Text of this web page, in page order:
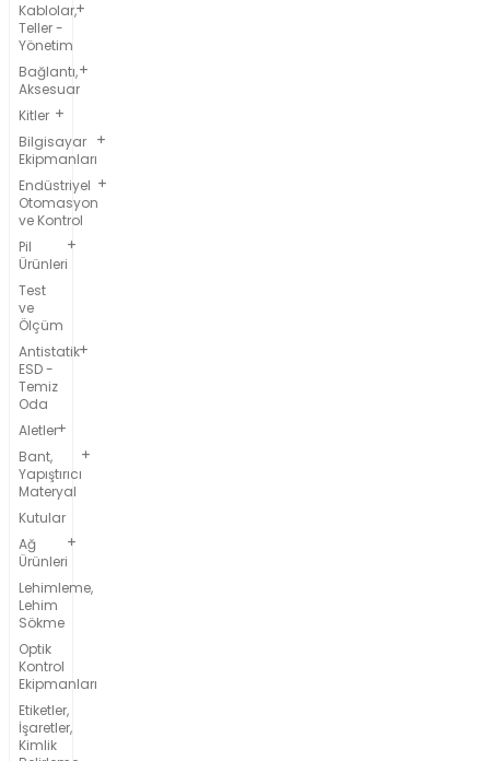
Kablolar,
Teller -
Yönetim
Bağlantı,
Aksesuar
Kitler
Bilgisayar
Ekipmanları
Endüstriyel
Otomasyon
ve Kontrol
Pil
Ürünleri
Test
ve
Ölçüm
Antistatik
ESD -
Temiz
Oda
Aletler
Bant,
Yapıştırıcı
Materyal
Kutular
Ağ
Ürünleri
Lehimleme,
Lehim
Sökme
Optik
Kontrol
Ekipmanları
Etiketler,
İşaretler,
Kimlik